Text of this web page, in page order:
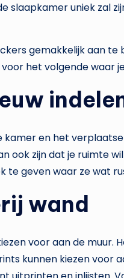
slaapkamer uniek zal
gemakkelijk aan
het volgende waar
kamer en het
ook zijn dat je ruimte
te geven waar ze wat
wand
voor aan de muur.
kunnen kiezen voor